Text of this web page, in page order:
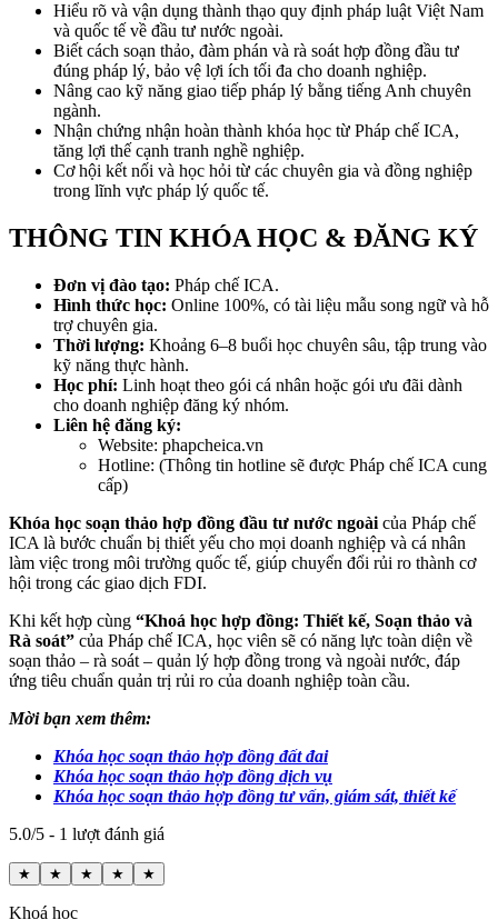
Hiểu rõ và vận dụng thành thạo quy định pháp luật Việt Nam
và quốc tế về đầu tư nước ngoài.
Biết cách soạn thảo, đàm phán và rà soát hợp đồng đầu tư
đúng pháp lý, bảo vệ lợi ích tối đa cho doanh nghiệp.
Nâng cao kỹ năng giao tiếp pháp lý bằng tiếng Anh chuyên
ngành.
Nhận chứng nhận hoàn thành khóa học từ Pháp chế ICA,
tăng lợi thế cạnh tranh nghề nghiệp.
Cơ hội kết nối và học hỏi từ các chuyên gia và đồng nghiệp
trong lĩnh vực pháp lý quốc tế.
THÔNG TIN KHÓA HỌC & ĐĂNG KÝ
Đơn vị đào tạo: Pháp chế ICA.
Hình thức học: Online 100%, có tài liệu mẫu song ngữ và hỗ
trợ chuyên gia.
Thời lượng: Khoảng 6–8 buổi học chuyên sâu, tập trung vào
kỹ năng thực hành.
Học phí: Linh hoạt theo gói cá nhân hoặc gói ưu đãi dành
cho doanh nghiệp đăng ký nhóm.
Liên hệ đăng ký:
Website: phapcheica.vn
Hotline: (Thông tin hotline sẽ được Pháp chế ICA cung
cấp)
Khóa học soạn thảo hợp đồng đầu tư nước ngoài của Pháp chế
ICA là bước chuẩn bị thiết yếu cho mọi doanh nghiệp và cá nhân
làm việc trong môi trường quốc tế, giúp chuyển đổi rủi ro thành cơ
hội trong các giao dịch FDI.
Khi kết hợp cùng “Khoá học hợp đồng: Thiết kế, Soạn thảo và
Rà soát” của Pháp chế ICA, học viên sẽ có năng lực toàn diện về
soạn thảo – rà soát – quản lý hợp đồng trong và ngoài nước, đáp
ứng tiêu chuẩn quản trị rủi ro của doanh nghiệp toàn cầu.
Mời bạn xem thêm:
Khóa học soạn thảo hợp đồng đất đai
Khóa học soạn thảo hợp đồng dịch vụ
Khóa học soạn thảo hợp đồng tư vấn, giám sát, thiết kế
5.0/5 - 1 lượt đánh giá
★ ★ ★ ★ ★
Khoá học